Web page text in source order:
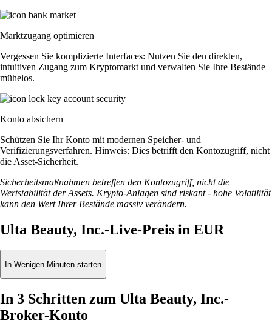
Marktzugang optimieren
Vergessen Sie komplizierte Interfaces: Nutzen Sie den direkten,
intuitiven Zugang zum Kryptomarkt und verwalten Sie Ihre Bestände
mühelos.
Konto absichern
Schützen Sie Ihr Konto mit modernen Speicher- und
Verifizierungsverfahren. Hinweis: Dies betrifft den Kontozugriff, nicht
die Asset-Sicherheit.
Sicherheitsmaßnahmen betreffen den Kontozugriff, nicht die
Wertstabilität der Assets. Krypto-Anlagen sind riskant - hohe Volatilität
kann den Wert Ihrer Bestände massiv verändern.
Ulta Beauty, Inc.-Live-Preis in EUR
In Wenigen Minuten starten
In 3 Schritten zum Ulta Beauty, Inc.-
Broker-Konto